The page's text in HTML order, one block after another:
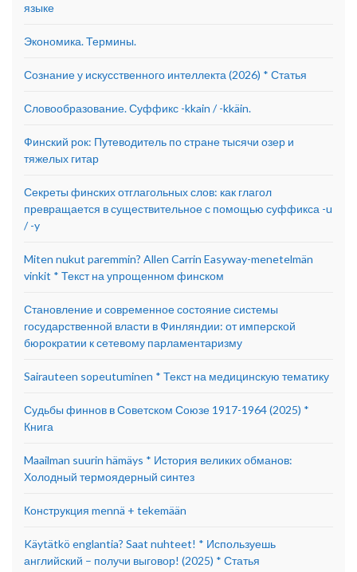
языке
Экономика. Термины.
Сознание у искусственного интеллекта (2026) * Статья
Словообразование. Суффикс -kkain / -kkäin.
Финский рок: Путеводитель по стране тысячи озер и
тяжелых гитар
Секреты финских отглагольных слов: как глагол
превращается в существительное с помощью суффикса -u
/ -y
Miten nukut paremmin? Allen Carrin Easyway-menetelmän
vinkit * Текст на упрощенном финском
Становление и современное состояние системы
государственной власти в Финляндии: от имперской
бюрократии к сетевому парламентаризму
Sairauteen sopeutuminen * Текст на медицинскую тематику
Судьбы финнов в Советском Союзе 1917-1964 (2025) *
Книга
Maailman suurin hämäys * История великих обманов:
Холодный термоядерный синтез
Конструкция mennä + tekemään
Käytätkö englantia? Saat nuhteet! * Используешь
английский – получи выговор! (2025) * Статья